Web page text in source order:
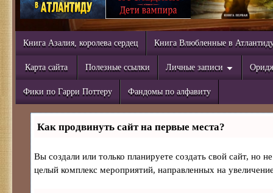
Книга Азалия, королева сердец Книга Влюбленные в
Карта сайта Полезные ссылки Личные записи
Фики по Гарри Поттеру Фандомы по алфавиту
Как продвинуть сайт на первые места?
Вы создали или только планируете создать свой сайт, но
целый комплекс мероприятий, направленных на